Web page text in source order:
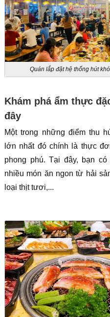
Quán lắp đặt hệ thống hút
Khám phá ẩm thực
đây
Một trong những điểm thu
lớn nhất đó chính là thực
phong phú. Tại đây, bạn
nhiều món ăn ngon từ hải
loại thịt tươi,...